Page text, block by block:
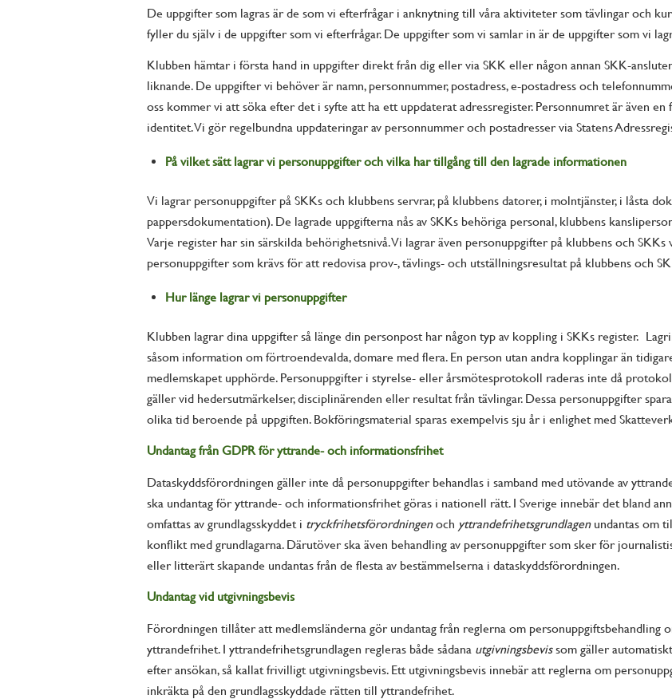
De uppgifter som lagras är de som vi efterfrågar i anknytning till våra aktiviteter som tävlingar och
fyller du själv i de uppgifter som vi efterfrågar. De uppgifter som vi samlar in är de uppgifter som vi
Klubben hämtar i första hand in uppgifter direkt från dig eller via SKK eller någon annan SKK-
liknande. De uppgifter vi behöver är namn, personnummer, postadress, e-postadress och
oss kommer vi att söka efter det i syfte att ha ett uppdaterat adressregister. Personnumret är även
identitet. Vi gör regelbundna uppdateringar av personnummer och postadresser via Statens
På vilket sätt lagrar vi personuppgifter och vilka har tillgång till den lagrade informationen
Vi lagrar personuppgifter på SKKs och klubbens servrar, på klubbens datorer, i molntjänster, i låsta
pappersdokumentation). De lagrade uppgifterna nås av SKKs behöriga personal, klubbens
Varje register har sin särskilda behörighetsnivå. Vi lagrar även personuppgifter på klubbens och
personuppgifter som krävs för att redovisa prov-, tävlings- och utställningsresultat på klubbens och
Hur länge lagrar vi personuppgifter
Klubben lagrar dina uppgifter så länge din personpost har någon typ av koppling i SKKs register.
såsom information om förtroendevalda, domare med flera. En person utan andra kopplingar än
medlemskapet upphörde. Personuppgifter i styrelse- eller årsmötesprotokoll raderas inte då
gäller vid hedersutmärkelser, disciplinärenden eller resultat från tävlingar. Dessa personuppgifter
olika tid beroende på uppgiften. Bokföringsmaterial sparas exempelvis sju år i enlighet med
Undantag från GDPR för yttrande- och informationsfrihet
Dataskyddsförordningen gäller inte då personuppgifter behandlas i samband med utövande av
ska undantag för yttrande- och informationsfrihet göras i nationell rätt. I Sverige innebär det bland
omfattas av grundlagsskyddet i tryckfrihetsförordningenoch yttrandefrihetsgrundlagenundantas om
konflikt med grundlagarna. Därutöver ska även behandling av personuppgifter som sker för
eller litterärt skapande undantas från de flesta av bestämmelserna i dataskyddsförordningen.
Undantag vid utgivningsbevis
Förordningen tillåter att medlemsländerna gör undantag från reglerna om
yttrandefrihet. I yttrandefrihetsgrundlagen regleras både sådana utgivningsbevissom gäller
efter ansökan, så kallat frivilligt utgivningsbevis. Ett utgivningsbevis innebär att reglerna om
inkräkta på den grundlagsskyddade rätten till yttrandefrihet.